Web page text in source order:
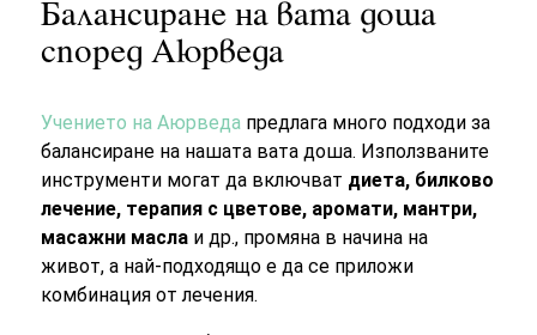
Балансиране на вата доша
според Аюрведа
Учението на Аюрведа предлага много подходи за
балансиране на нашата вата доша. Използваните
инструменти могат да включват диета, билково
лечение, терапия с цветове, аромати, мантри,
масажни масла и др., промяна в начина на
живот, а най-подходящо е да се приложи
комбинация от лечения.